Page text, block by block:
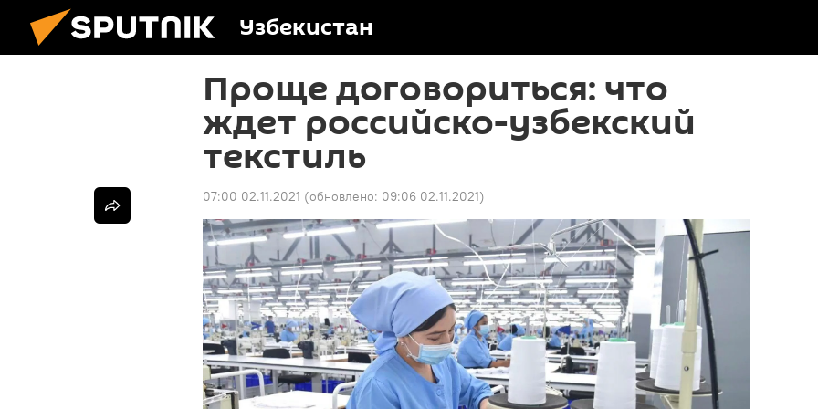
Узбекистан
Проще договориться: что
ждет российско-узбекский
текстиль
07:00 02.11.2021 (обновлено: 09:06 02.11.2021)